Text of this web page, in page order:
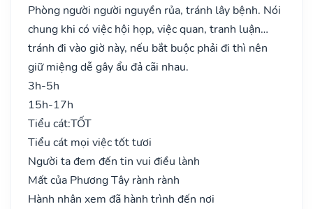
Phòng người người nguyền rủa, tránh lây bệnh. Nói
chung khi có việc hội họp, việc quan, tranh luận…
tránh đi vào giờ này, nếu bắt buộc phải đi thì nên
giữ miệng dễ gây ẩu đả cãi nhau.
3h-5h
15h-17h
Tiểu cát:TỐT
Tiểu cát mọi việc tốt tươi
Người ta đem đến tin vui điều lành
Mất của Phương Tây rành rành
Hành nhân xem đã hành trình đến nơi